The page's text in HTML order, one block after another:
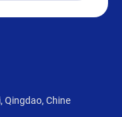
Qingdao, Chine